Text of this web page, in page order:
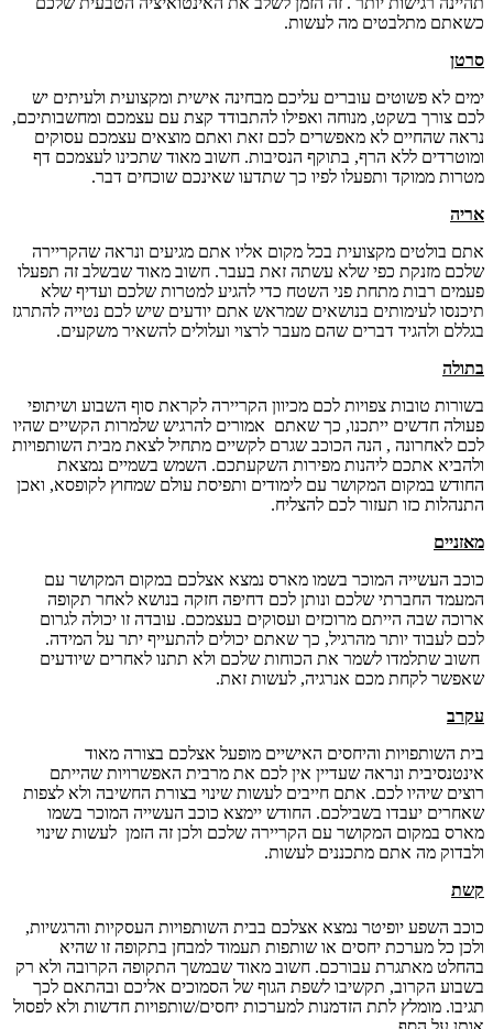
כשאתם מתלבטים מה לעשות.
סרטן
ימים לא פשוטים עוברים עליכם מבחינה אישית ומקצועית ולעיתים יש
לכם צורך בשקט, מנוחה ואפילו להתבודד קצת עם עצמכם ומחשבותיכם,
נראה שהחיים לא מאפשרים לכם זאת ואתם מוצאים עצמכם עסוקים
ומוטרדים ללא הרף, בתוקף הנסיבות. חשוב מאוד שתכינו לעצמכם דף
מטרות ממוקד ותפעלו לפיו כך שתדעו שאינכם שוכחים דבר.
אריה
אתם בולטים מקצועית בכל מקום אליו אתם מגיעים ונראה שהקריירה
שלכם מזנקת כפי שלא עשתה זאת בעבר. חשוב מאוד שבשלב זה תפעלו
פעמים רבות מתחת פני השטח כדי להגיע למטרות שלכם ועדיף שלא
תיכנסו לעימותים בנושאים שמראש אתם יודעים שיש לכם נטייה להתרגז
בגללם ולהגיד דברים שהם מעבר לרצוי ועלולים להשאיר משקעים.
בתולה
בשורות טובות צפויות לכם מכיוון הקריירה לקראת סוף השבוע ושיתופי
פעולה חדשים ייתכנו, כך שאתם אמורים להרגיש שלמרות הקשיים שהיו
לכם לאחרונה , הנה הכוכב שגרם לקשיים מתחיל לצאת מבית השותפויות
ולהביא אתכם ליהנות מפירות השקעתכם. השמש בשמיים נמצאת
החודש במקום המקושר עם לימודים ותפיסת עולם שמחוץ לקופסא, ואכן
התנהלות כזו תעזור לכם להצליח.
מאזניים
כוכב העשייה המוכר בשמו מארס נמצא אצלכם במקום המקושר עם
המעמד החברתי שלכם ונותן לכם דחיפה חזקה בנושא לאחר תקופה
ארוכה שבה הייתם מרוכזים ועסוקים בעצמכם. עובדה זו יכולה לגרום
לכם לעבוד יותר מהרגיל, כך שאתם יכולים להתעייף יתר על המידה.
חשוב שתלמדו לשמר את הכוחות שלכם ולא תתנו לאחרים שיודעים
שאפשר לקחת מכם אנרגיה, לעשות זאת.
עקרב
בית השותפויות והיחסים האישיים מופעל אצלכם בצורה מאוד
אינטנסיבית ונראה שעדיין אין לכם את מרבית האפשרויות שהייתם
רוצים שיהיו לכם. אתם חייבים לעשות שינוי בצורת החשיבה ולא לצפות
שאחרים יעבדו בשבילכם. החודש יימצא כוכב העשייה המוכר בשמו
מארס במקום המקושר עם הקריירה שלכם ולכן זה הזמן לעשות שינוי
ולבדוק מה אתם מתכננים לעשות.
קשת
כוכב השפע יופיטר נמצא אצלכם בבית השותפויות העסקיות והרגשיות,
ולכן כל מערכת יחסים או שותפות תעמוד למבחן בתקופה זו שהיא
בהחלט מאתגרת עבורכם. חשוב מאוד שבמשך התקופה הקרובה ולא רק
בשבוע הקרוב, תקשיבו לשפת הגוף של הסמוכים אליכם ובהתאם לכך
תגיבו. מומלץ לתת הזדמנות למערכות יחסים/שותפויות חדשות ולא לפסול